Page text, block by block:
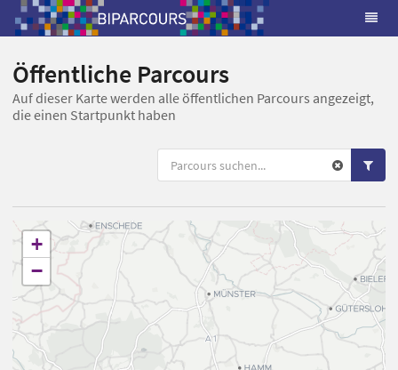
Öffentliche Parcours
Auf dieser Karte werden alle öffentlichen Parcours angezeigt,
die einen Startpunkt haben
+
−